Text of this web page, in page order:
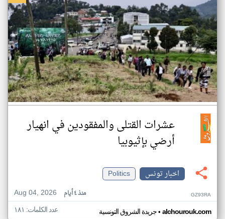
عشرات القتلى والمفقودين في انهيار
أرضي بإثيوبيا
اخبار تونس
Politics
Aug 04, 2026
منذ ٤ أيام GZ93RA
جريدة الشروق التونسية• alchourouk.com عدد الكلمات: ١٨١